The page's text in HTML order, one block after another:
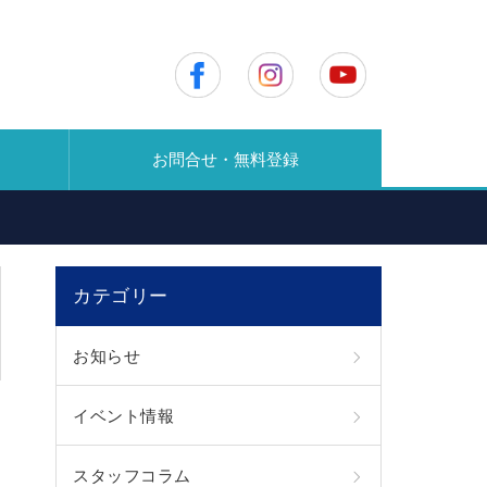
お問合せ・無料登録
カテゴリー
お知らせ
イベント情報
スタッフコラム